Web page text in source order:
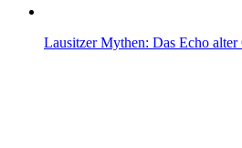
Lausitzer Mythen: Das Echo